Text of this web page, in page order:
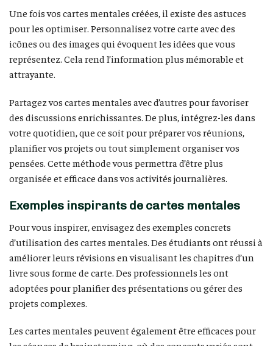
Une fois vos cartes mentales créées, il existe des astuces
pour les optimiser. Personnalisez votre carte avec des
icônes ou des images qui évoquent les idées que vous
représentez. Cela rend l’information plus mémorable et
attrayante.
Partagez vos cartes mentales avec d’autres pour favoriser
des discussions enrichissantes. De plus, intégrez-les dans
votre quotidien, que ce soit pour préparer vos réunions,
planifier vos projets ou tout simplement organiser vos
pensées. Cette méthode vous permettra d’être plus
organisée et efficace dans vos activités journalières.
Exemples inspirants de cartes mentales
Pour vous inspirer, envisagez des exemples concrets
d’utilisation des cartes mentales. Des étudiants ont réussi à
améliorer leurs révisions en visualisant les chapitres d’un
livre sous forme de carte. Des professionnels les ont
adoptées pour planifier des présentations ou gérer des
projets complexes.
Les cartes mentales peuvent également être efficaces pour